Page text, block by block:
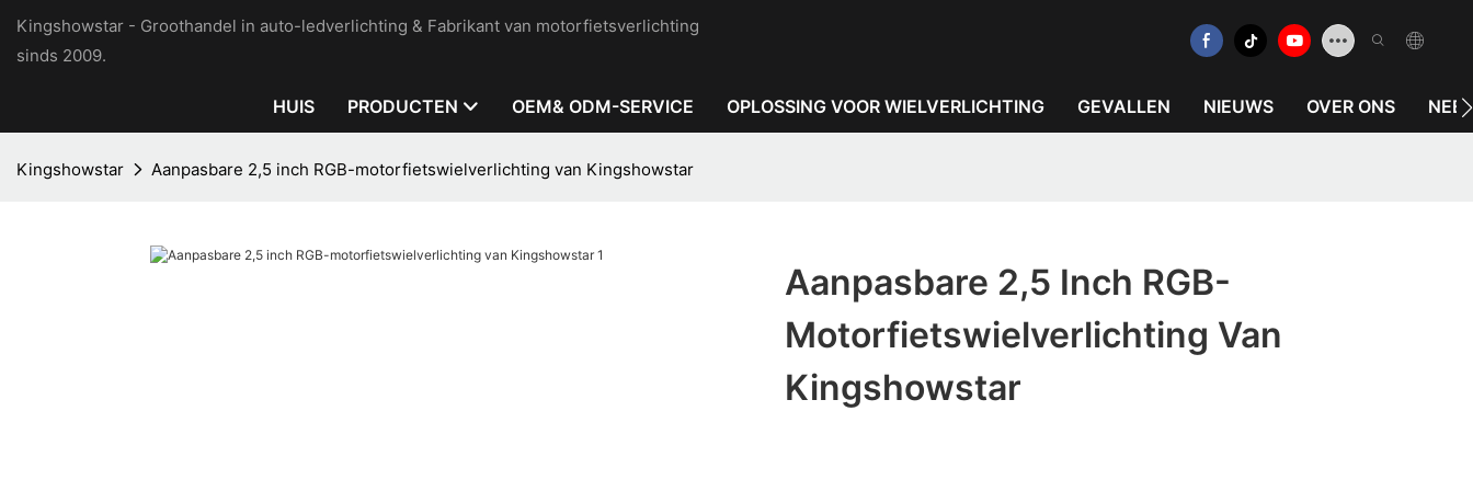
Kingshowstar - Groothandel in auto-ledverlichting & Fabrikant van motorfietsverlichting
sinds 2009.
HUIS PRODUCTEN OEM& ODM-SERVICE OPLOSSING VOOR WIELVERLICHTING GEVALLEN NIEUWS OVER ONS
Kingshowstar Aanpasbare 2,5 inch RGB-motorfietswielverlichting van Kingshowstar
Aanpasbare 2,5 Inch RGB-
Motorfietswielverlichting Van
Kingshowstar